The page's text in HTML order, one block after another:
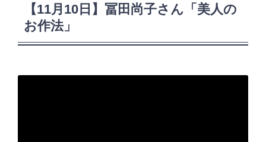
【11月10日】冨田尚子さん「美人の
お作法」